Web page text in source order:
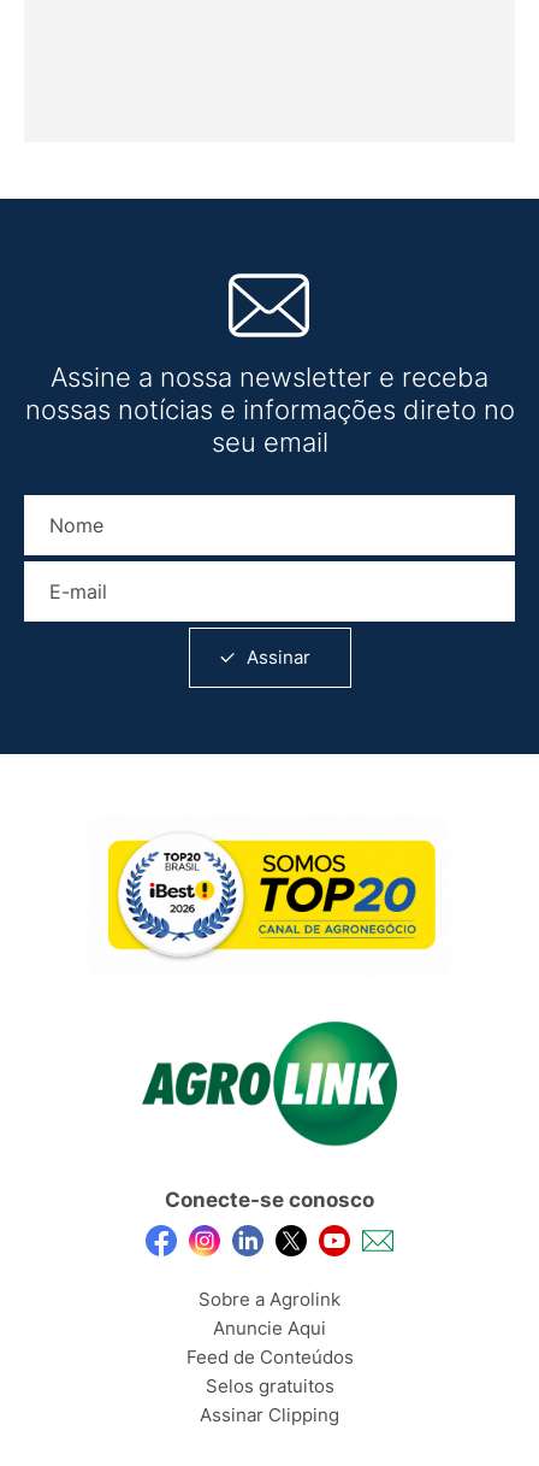
Assine a nossa newsletter e receba
nossas notícias e informações direto no
seu email
Assinar
Conecte-se conosco
Sobre a Agrolink
Anuncie Aqui
Feed de Conteúdos
Selos gratuitos
Assinar Clipping